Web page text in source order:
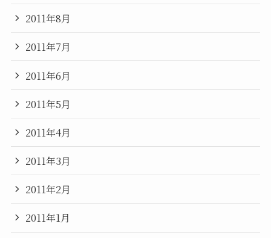
2011年8月
2011年7月
2011年6月
2011年5月
2011年4月
2011年3月
2011年2月
2011年1月